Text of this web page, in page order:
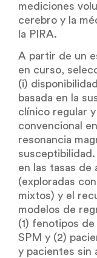
mediciones
cerebro y la
la PIRA.
A partir de un
en curso,
(i)
basada en la
clínico regular
convencional
resonancia
en las tasas de
(exploradas
mixtos) y el
modelos de
(1) fenotipos
SPM y (2)
y pacientes sin